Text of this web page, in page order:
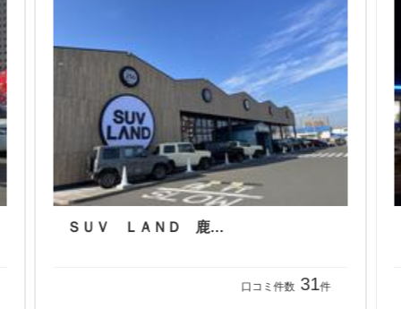
ＳＵＶ ＬＡＮＤ 鹿児島
口コミ件数 31件